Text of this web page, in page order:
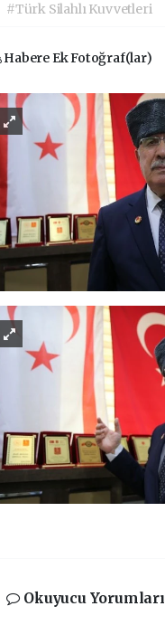
#Türk Silahlı Kuvvetleri
Habere Ek Fotoğraf(lar)
Okuyucu Yorumları